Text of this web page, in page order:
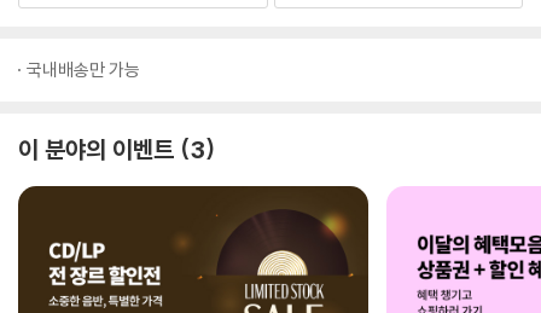
국내배송만 가능
이 분야의 이벤트 3